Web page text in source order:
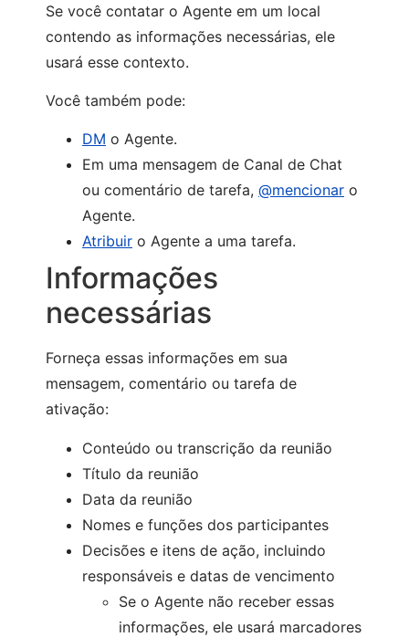
Se você contatar o Agente em um local
contendo as informações necessárias, ele
usará esse contexto.
Você também pode:
DM o Agente.
Em uma mensagem de Canal de Chat
ou comentário de tarefa, @mencionar o
Agente.
Atribuir o Agente a uma tarefa.
Informações
necessárias
Forneça essas informações em sua
mensagem, comentário ou tarefa de
ativação:
Conteúdo ou transcrição da reunião
Título da reunião
Data da reunião
Nomes e funções dos participantes
Decisões e itens de ação, incluindo
responsáveis e datas de vencimento
Se o Agente não receber essas
informações, ele usará marcadores